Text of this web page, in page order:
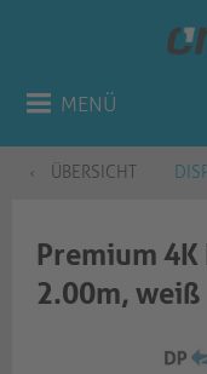
MENÜ
ÜBERSICHT
Premium
2.00m, weiß